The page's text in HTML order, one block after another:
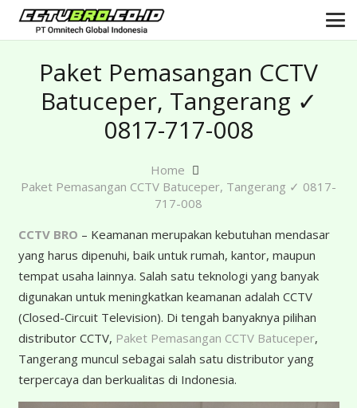
Paket Pemasangan CCTV
Batuceper, Tangerang ✓
0817-717-008
Home
Paket Pemasangan CCTV Batuceper, Tangerang ✓ 0817-
717-008
CCTV BRO – Keamanan merupakan kebutuhan mendasar
yang harus dipenuhi, baik untuk rumah, kantor, maupun
tempat usaha lainnya. Salah satu teknologi yang banyak
digunakan untuk meningkatkan keamanan adalah CCTV
(Closed-Circuit Television). Di tengah banyaknya pilihan
distributor CCTV, Paket Pemasangan CCTV Batuceper,
Tangerang muncul sebagai salah satu distributor yang
terpercaya dan berkualitas di Indonesia.